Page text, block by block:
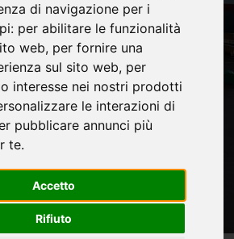
di navigazione per i
per abilitare le funzionalità
web, per fornire una
sul sito web, per
interesse nei nostri prodotti
le interazioni di
pubblicare annunci più
te.
Accetto
Rifiuto